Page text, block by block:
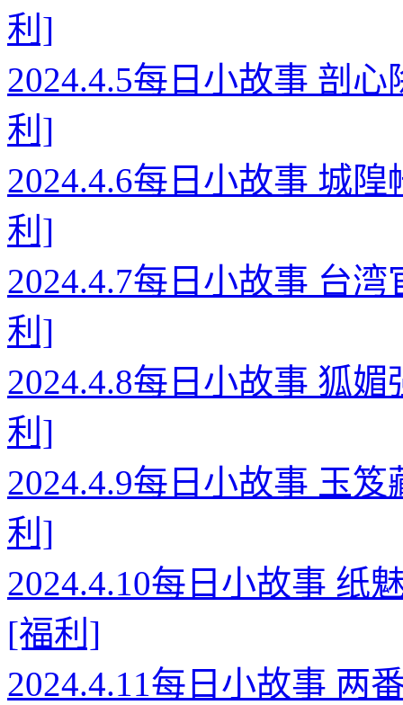
利]
2024.4.5每日小故事 剖
利]
2024.4.6每日小故事 城
利]
2024.4.7每日小故事 台
利]
2024.4.8每日小故事 狐
利]
2024.4.9每日小故事 玉
利]
2024.4.10每日小故事 纸
[福利]
2024.4.11每日小故事 两